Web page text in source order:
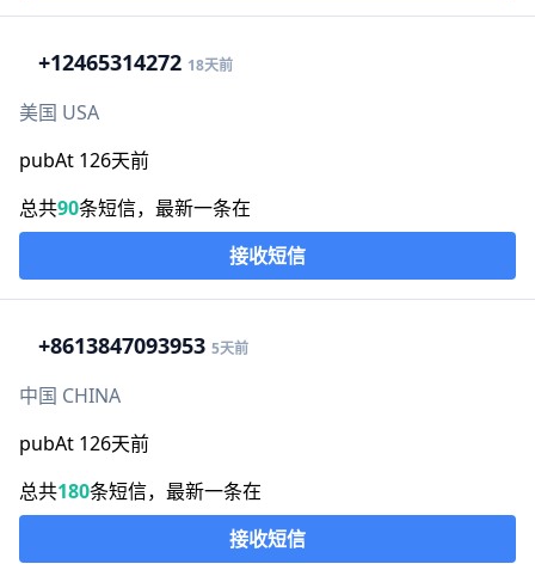
+12465314272 18天前
美国 USA
pubAt 126天前
总共90条短信，最新一条在
接收短信
+8613847093953 5天前
中国 CHINA
pubAt 126天前
总共180条短信，最新一条在
接收短信